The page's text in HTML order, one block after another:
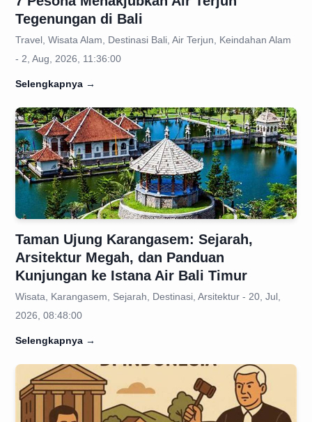
Tegenungan di Bali
Travel, Wisata Alam, Destinasi Bali, Air Terjun, Keindahan Alam
- 2, Aug, 2026, 11:36:00
Selengkapnya →
Taman Ujung Karangasem: Sejarah,
Arsitektur Megah, dan Panduan
Kunjungan ke Istana Air Bali Timur
Wisata, Karangasem, Sejarah, Destinasi, Arsitektur - 20, Jul,
2026, 08:48:00
Selengkapnya →